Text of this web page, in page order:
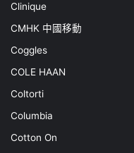
Clinique
CMHK 中國移動
Coggles
COLE HAAN
Coltorti
Columbia
Cotton On